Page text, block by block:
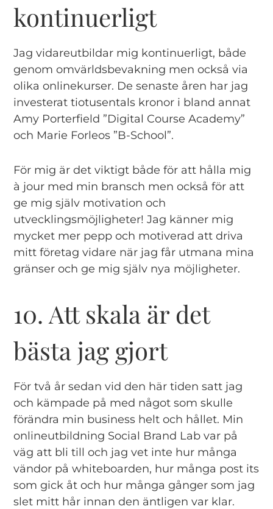
kontinuerligt
Jag vidareutbildar mig kontinuerligt, både
genom omvärldsbevakning men också via
olika onlinekurser. De senaste åren har jag
investerat tiotusentals kronor i bland annat
Amy Porterfield ”Digital Course Academy”
och Marie Forleos ”B-School”.
För mig är det viktigt både för att hålla mig
à jour med min bransch men också för att
ge mig själv motivation och
utvecklingsmöjligheter! Jag känner mig
mycket mer pepp och motiverad att driva
mitt företag vidare när jag får utmana mina
gränser och ge mig själv nya möjligheter.
10. Att skala är det
bästa jag gjort
För två år sedan vid den här tiden satt jag
och kämpade på med något som skulle
förändra min business helt och hållet. Min
onlineutbildning Social Brand Lab var på
väg att bli till och jag vet inte hur många
vändor på whiteboarden, hur många post its
som gick åt och hur många gånger som jag
slet mitt hår innan den äntligen var klar.